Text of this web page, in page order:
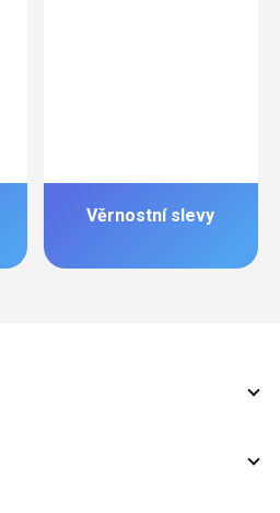
Věrnostní slevy